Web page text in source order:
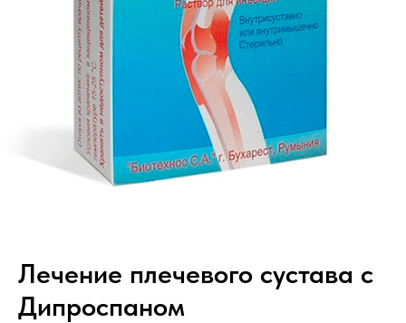
Лечение плечевого сустава с
Дипроспаном